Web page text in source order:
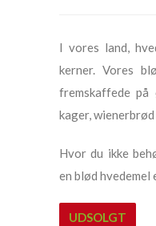
I vores land,
kerner. Vores
fremskaffede
kager, wienerbrød
Hvor du ikke
en blød hvedemel
UDSOLGT